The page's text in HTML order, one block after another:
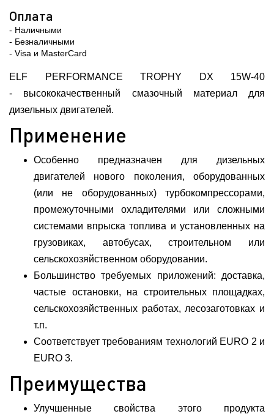
Оплата
- Наличными
- Безналичными
- Visa и MasterCard
ELF PERFORMANCE TROPHY DX 15W-40
- высококачественный смазочный материал для
дизельных двигателей.
Применение
Особенно предназначен для дизельных
двигателей нового поколения, оборудованных
(или не оборудованных) турбокомпрессорами,
промежуточными охладителями или сложными
системами впрыска топлива и установленных на
грузовиках, автобусах, строительном или
сельскохозяйственном оборудовании.
Большинство требуемых приложений: доставка,
частые остановки, на строительных площадках,
сельскохозяйственных работах, лесозаготовках и
т.п.
Соответствует требованиям технологий EURO 2 и
EURO 3.
Преимущества
Улучшенные свойства этого продукта